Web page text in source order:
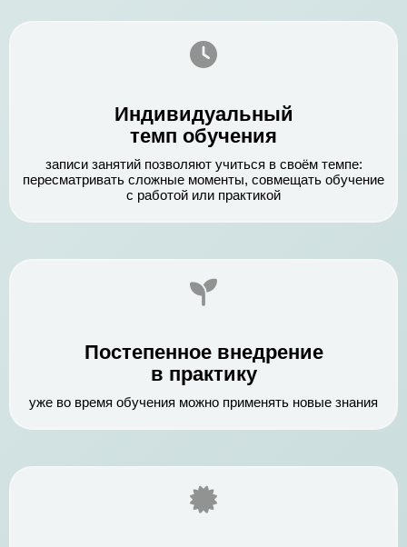
Индивидуальный
темп обучения
записи занятий позволяют учиться в своём темпе:
пересматривать сложные моменты, совмещать обучение
с работой или практикой
Постепенное внедрение
в практику
уже во время обучения можно применять новые знания